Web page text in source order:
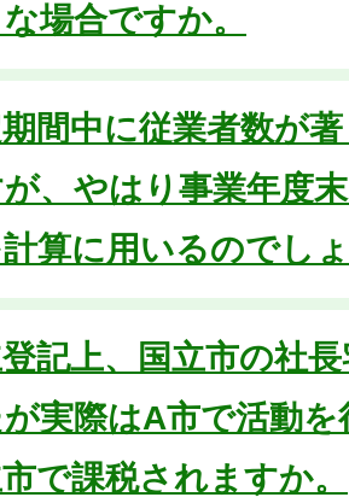
場合ですか。
間中に従業者数が
、やはり事業年度
算に用いるのでし
記上、国立市の社
が実際はA市で活動
で課税されますか。